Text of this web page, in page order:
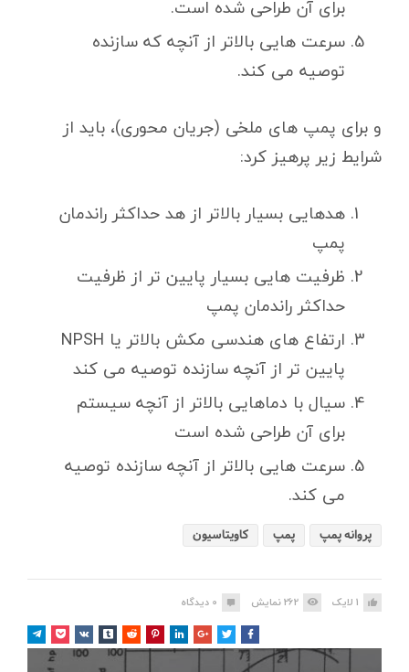
برای آن طراحی شده است.
سرعت هایی بالاتر از آنچه که سازنده
توصیه می کند.
و برای پمپ های ملخی (جریان محوری)، باید از
شرایط زیر پرهیز کرد:
هدهایی بسیار بالاتر از هد حداکثر راندمان
پمپ
ظرفیت هایی بسیار پایین تر از ظرفیت
حداکثر راندمان پمپ
ارتفاع های هندسی مکش بالاتر یا NPSH
پایین تر از آنچه سازنده توصیه می کند
سیال با دماهایی بالاتر از آنچه سیستم
برای آن طراحی شده است
سرعت هایی بالاتر از آنچه سازنده توصیه
می کند.
پروانه پمپ پمپ کاویتاسیون
1 لایک 262نمایش 0 دیدگاه